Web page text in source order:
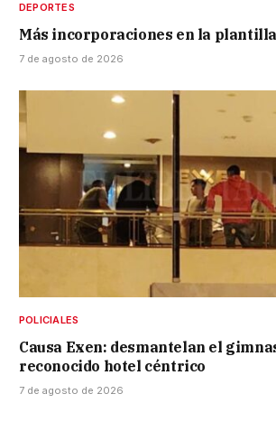
DEPORTES
Más incorporaciones en la
7 de agosto de 2026
POLICIALES
Causa Exen: desmantelan el
reconocido hotel céntrico
7 de agosto de 2026